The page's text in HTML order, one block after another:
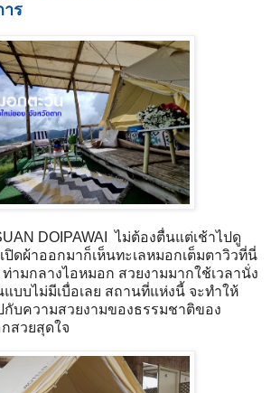
ร
DOIPAWAI ไม่ต้องตื่นแต่เช้าไปดู
ปิดผ้าออกมาก็เห็นทะเลหมอกเต็มตาวิวที่นี่
ามกลางไอหมอก สวยงามมากใช้เวลานั่ง
บบไม่มีเบื่อเลย สถานที่แห่งนี้ จะทำให้
บความสวยงามของธรรมชาติของ
สวยสุดใจ